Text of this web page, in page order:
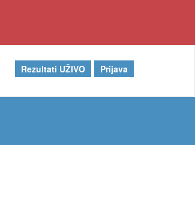
Rezultati UŽIVO Prijava